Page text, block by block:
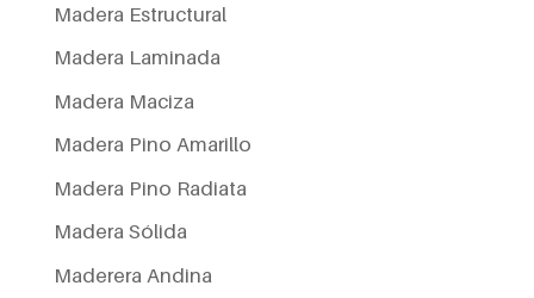
Madera Estructural
Madera Laminada
Madera Maciza
Madera Pino Amarillo
Madera Pino Radiata
Madera Sólida
Maderera Andina